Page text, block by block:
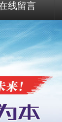
线留言